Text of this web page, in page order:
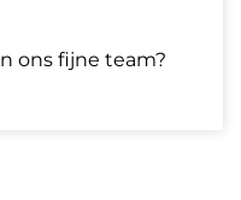
ons fijne team?